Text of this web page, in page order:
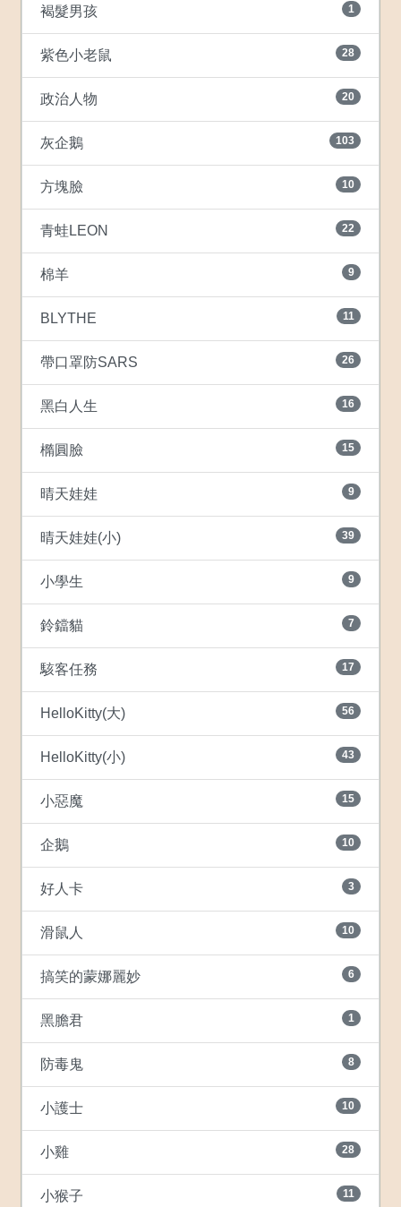
褐髮男孩 1
紫色小老鼠 28
政治人物 20
灰企鵝 103
方塊臉 10
青蛙LEON 22
棉羊 9
BLYTHE 11
帶口罩防SARS 26
黑白人生 16
橢圓臉 15
晴天娃娃 9
晴天娃娃(小) 39
小學生 9
鈴鐺貓 7
駭客任務 17
HelloKitty(大) 56
HelloKitty(小) 43
小惡魔 15
企鵝 10
好人卡 3
滑鼠人 10
搞笑的蒙娜麗妙 6
黑膽君 1
防毒鬼 8
小護士 10
小雞 28
小猴子 11